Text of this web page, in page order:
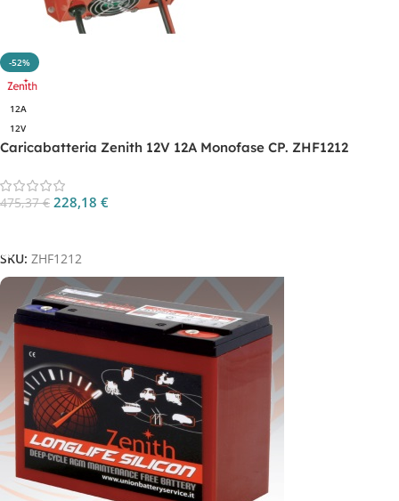
-52%
12A
12V
Caricabatteria Zenith 12V 12A Monofase CP. ZHF1212
475,37€ 228,18 €
SKU: ZHF1212